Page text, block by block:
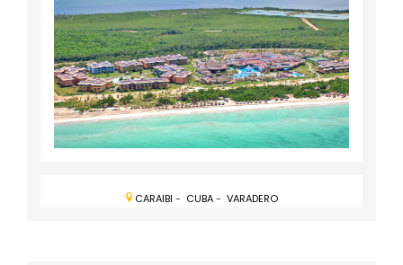
CARAIBI - CUBA- VARADERO